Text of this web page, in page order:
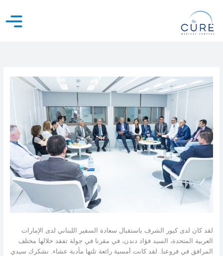
المحتوى
لقد كان لدى كيور الشرف باستقبال سعادة السفير اللبناني لدى الإمارات
العربية المتحدة، السيد فؤاد دندن، في مقرنا في جولة تفقد خلالها مختلف
المرافق في فروعنا. لقد كانت أمسية رائعة تلتها مأدبة عشاء. نشكرك سيدي